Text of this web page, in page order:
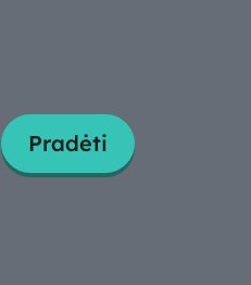
Pradėti